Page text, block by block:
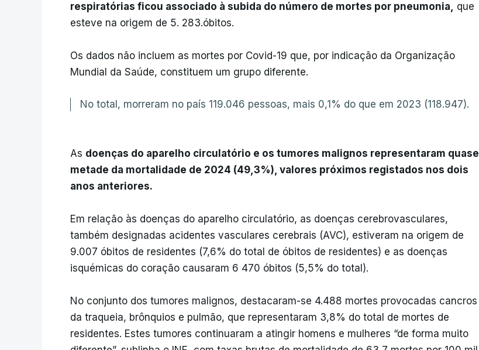
respiratórias ficou associado à subida do número de mortes por pneumonia, que
esteve na origem de 5. 283.óbitos.
Os dados não incluem as mortes por Covid-19 que, por indicação da Organização
Mundial da Saúde, constituem um grupo diferente.
No total, morreram no país 119.046 pessoas, mais 0,1% do que em 2023 (118.947).
As doenças do aparelho circulatório e os tumores malignos representaram quase
metade da mortalidade de 2024 (49,3%), valores próximos registados nos dois
anos anteriores.
Em relação às doenças do aparelho circulatório, as doenças cerebrovasculares,
também designadas acidentes vasculares cerebrais (AVC), estiveram na origem de
9.007 óbitos de residentes (7,6% do total de óbitos de residentes) e as doenças
isquémicas do coração causaram 6 470 óbitos (5,5% do total).
No conjunto dos tumores malignos, destacaram-se 4.488 mortes provocadas cancros
da traqueia, brônquios e pulmão, que representaram 3,8% do total de mortes de
residentes. Estes tumores continuaram a atingir homens e mulheres “de forma muito